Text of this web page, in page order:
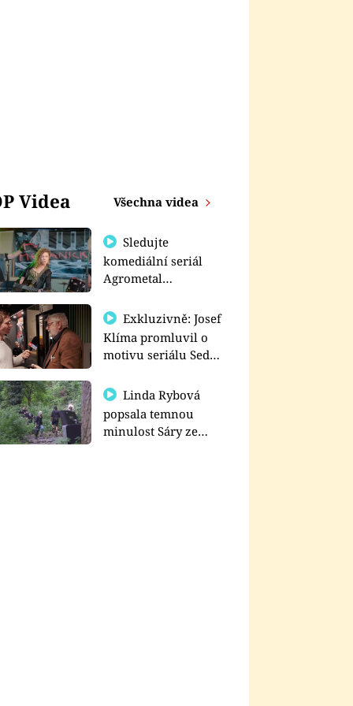
Videa Všechna videa
Sledujte
komediální seriál
Agrometal
prima+
Exkluzivně: Josef
Klíma promluvil o
motivu seriálu Sedm
Linda Rybová
popsala temnou
minulost Sáry ze